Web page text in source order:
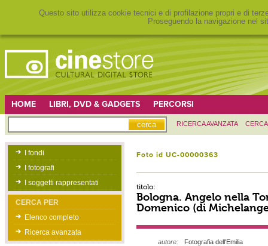
Questo sito utilizza cookie tecnici e di profilazione propri e di
Proseguendo la navigazione nel
HOME LIBRI, DVD & GADGETS PERCORSI
RICERCA AVANZATA
I fondi
I fotografi
I soggetti rappresentati
CERCA PER
Elenco completo
Ricerca avanzata
Foto id UC-00000363
titolo:
Bologna. Angelo nella
Domenico (di
autore:
Fotografia dell'Emilia